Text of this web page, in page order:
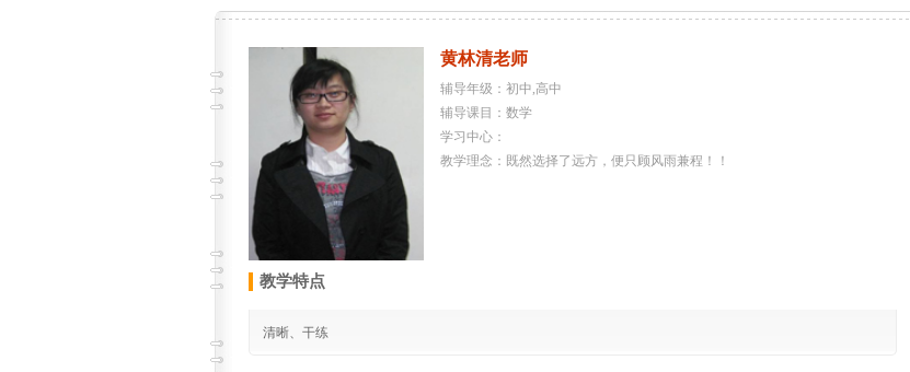
黄林清老师
辅导年级：初中,高中
辅导课目：数学
学习中心：
教学理念：既然选择了远方，便只顾风雨兼程！！
教学特点
清晰、干练